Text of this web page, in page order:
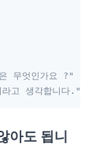
무엇인가요 ?"
고 생각합니다."
아도 됩니